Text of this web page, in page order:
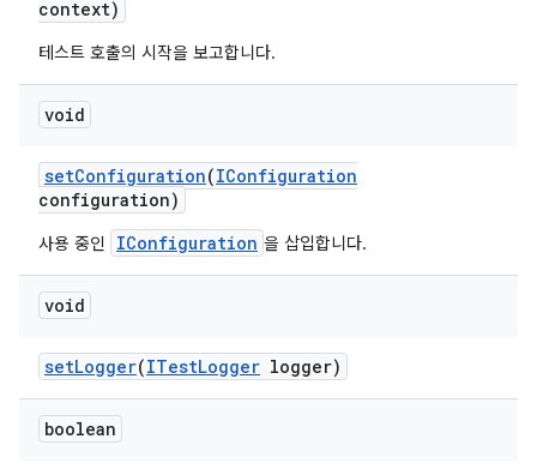
context)
테스트 호출의 시작을 보고합니다.
void
setConfiguration(IConfiguration
configuration)
사용 중인 IConfiguration 을 삽입합니다.
void
setLogger(ITestLogger logger)
boolean